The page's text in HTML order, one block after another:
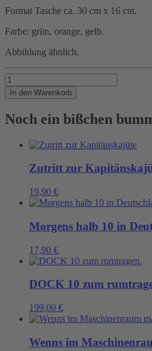
Format Tasche ca. 30 cm x 16 cm.
Farbe: grün, orange, gelb.
Abbildung ähnlich.
Klein
aber
mit
Tiefgang...
In den Warenkorb
Noch ein bißchen
Zutritt zur
19,90 €
Morgens halb 10 in
17,90 €
DOCK 10 zum
199,00 €
Wenns im